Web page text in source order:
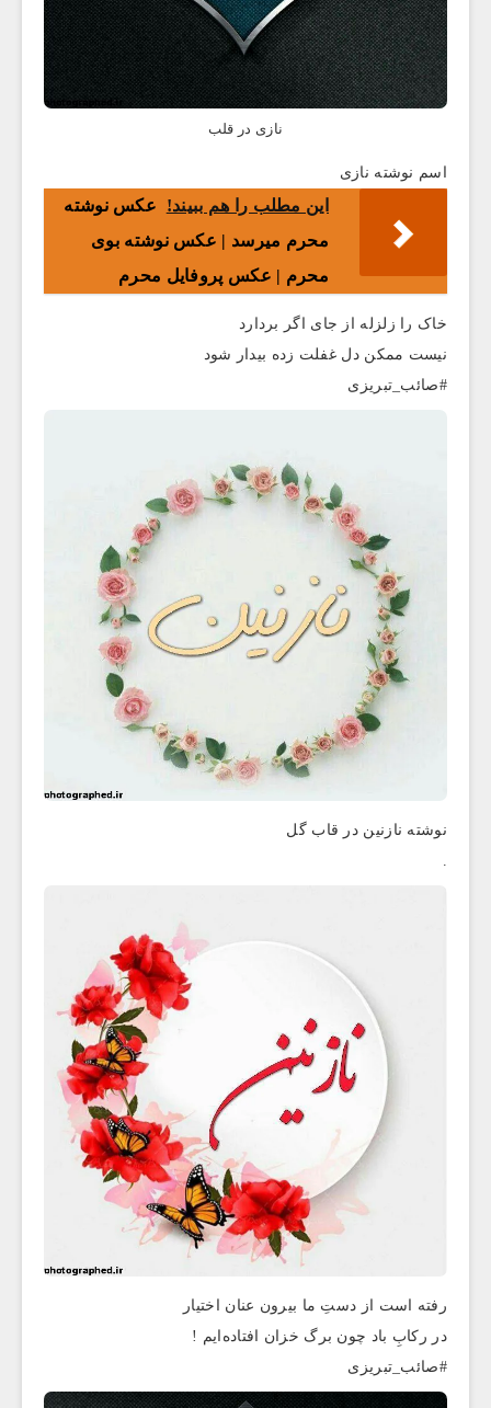
نازی در قلب
اسم نوشته نازی
این مطلب را هم ببیند!
عکس ‌نوشته
محرم میرسد | عکس نوشته بوی
محرم | عکس پروفایل محرم
خاک را زلزله از جای اگر بردارد
نیست ممکن دل غفلت زده بیدار شود
#صائب_تبریزی
نوشته نازنین در قاب گل
رفته است از دستِ ما بیرون عنان اختیار
در رکابِ باد چون برگ خزان افتاده‌ایم !
#صائب_تبريزى